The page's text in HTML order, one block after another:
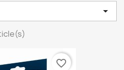

favorite_border